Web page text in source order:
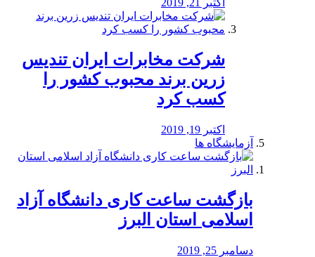
اکتبر 21, 2019
شرکت مخابرات ایران تندیس
زرین برند محبوب کشور را
کسب کرد
اکتبر 19, 2019
آزمایشگاه ها
بازگشت ساعت کاری دانشگاه آزاد
اسلامی استان البرز
دسامبر 25, 2019